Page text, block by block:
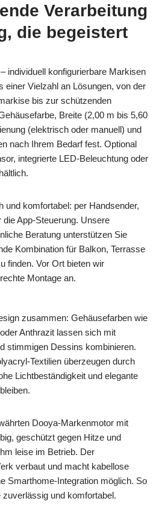
Verarbeitung
die begeistert
individuell konfigurierbare Markisen
einer Vielzahl an Lösungen, von der
bis zur schützenden
Breite (2,00 m bis 5,60
(elektrisch oder manuell) und
nach Ihrem Bedarf fest. Optional
integrierte LED-Beleuchtung oder
und komfortabel: per Handsender,
App-Steuerung. Unsere
Beratung unterstützen Sie
Kombination für Balkon, Terrasse
finden. Vor Ort bieten wir
Montage an.
zusammen: Gehäusefarben wie
Anthrazit lassen sich mit
stimmigen Dessins kombinieren.
Textilien überzeugen durch
Lichtbeständigkeit und elegante
Dooya-Markenmotor mit
geschützt gegen Hitze und
leise im Betrieb. Der
verbaut und macht kabellose
Smarthome-Integration möglich. So
und komfortabel.